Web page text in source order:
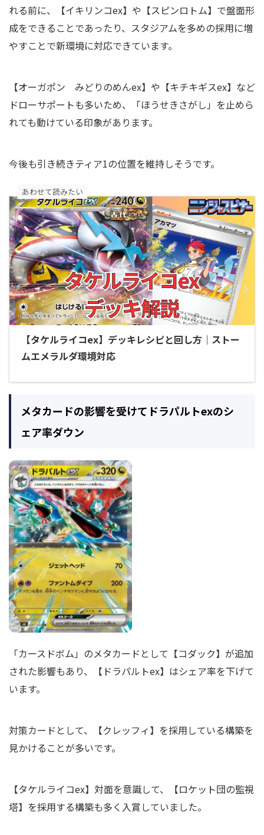
れる前に、【イキリンコex】や【スピンロトム】で盤面形
成をできることであったり、スタジアムを多めの採用に増
やすことで新環境に対応できています。
【オーガポン みどりのめんex】や【キチキギスex】など
ドローサポートも多いため、「ほうせきさがし」を止めら
れても動けている印象があります。
今後も引き続きティア1の位置を維持しそうです。
【タケルライコex】デッキレシピと回し方｜ストー
ムエメラルダ環境対応
あわせて読みたい
メタカードの影響を受けてドラパルトexのシ
ェア率ダウン
「カースドボム」のメタカードとして【コダック】が追加
された影響もあり、【ドラパルトex】はシェア率を下げて
います。
対策カードとして、【クレッフィ】を採用している構築を
見かけることが多いです。
【タケルライコex】対面を意識して、【ロケット団の監視
塔】を採用する構築も多く入賞していました。